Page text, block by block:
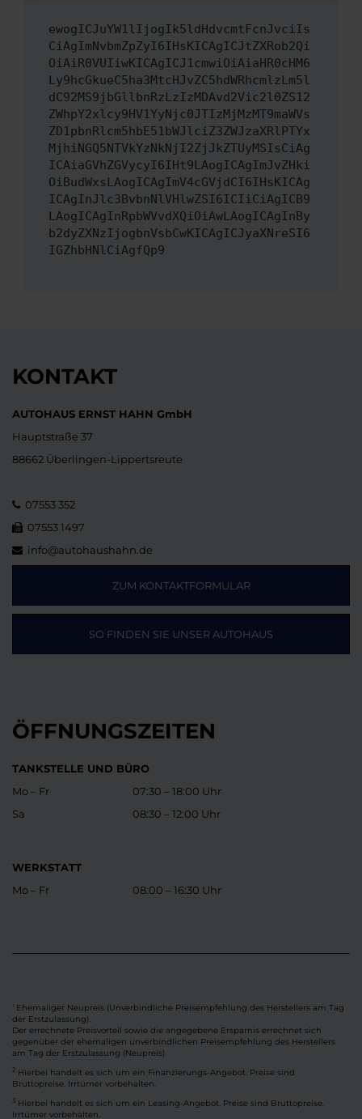
ewogICJuYW1lIjogIk5ldHdvcmtFcnJvciIs
CiAgImNvbmZpZyI6IHsKICAgICJtZXRob2Qi
OiAiR0VUIiwKICAgICJ1cmwiOiAiaHR0cHM6
Ly9hcGkueC5ha3MtcHJvZC5hdWRhcmlzLm5l
dC92MS9jbGllbnRzLzIzMDAvd2Vic2l0ZS12
ZWhpY2xlcy9HV1YyNjc0JTIzMjMzMT9maWVs
ZD1pbnRlcm5hbE51bWJlciZ3ZWJzaXRlPTYx
MjhiNGQ5NTVkYzNkNjI2ZjJkZTUyMSIsCiAg
ICAiaGVhZGVycyI6IHt9LAogICAgImJvZHki
OiBudWxsLAogICAgImV4cGVjdCI6IHsKICAg
ICAgInJlc3BvbnNlVHlwZSI6ICIiCiAgICB9
LAogICAgInRpbWVvdXQiOiAwLAogICAgInBy
b2dyZXNzIjogbnVsbCwKICAgICJyaXNreSI6
IGZhbHNlCiAgfQp9
KONTAKT
AUTOHAUS ERNST HAHN GmbH
Hauptstraße 37
88662 Überlingen-Lippertsreute
07553 352
07553 1497
info@autohaushahn.de
ZUM KONTAKTFORMULAR
SO FINDEN SIE UNSER AUTOHAUS
ÖFFNUNGSZEITEN
TANKSTELLE UND BÜRO
Mo – Fr
Sa
07:30 – 18:00 Uhr
08:30 – 12:00 Uhr
WERKSTATT
Mo – Fr
08:00 – 16:30 Uhr
Ehemaliger Neupreis (Unverbindliche Preisempfehlung des Herstellers am Tag
der Erstzulassung).
Der errechnete Preisvorteil sowie die angegebene Ersparnis errechnet sich
gegenüber der ehemaligen unverbindlichen Preisempfehlung des Herstellers
am Tag der Erstzulassung (Neupreis).
2 Hierbei handelt es sich um ein Finanzierungs-Angebot. Preise sind
Bruttopreise. Irrtümer vorbehalten.
3 Hierbei handelt es sich um ein Leasing-Angebot. Preise sind Bruttopreise.
Irrtümer vorbehalten.